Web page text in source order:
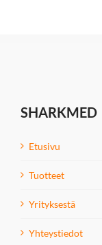
SHARKMED
Etusivu
Tuotteet
Yrityksestä
Yhteystiedot